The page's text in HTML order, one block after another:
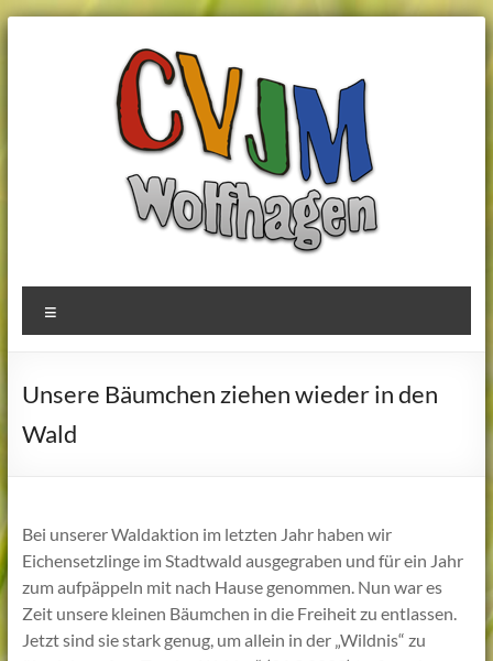
Zum
CVJM
Wolfhagen
Unsere Bäumchen ziehen wieder in den
Wald
Bei unserer Waldaktion im letzten Jahr haben wir
Eichensetzlinge im Stadtwald ausgegraben und für ein Jahr
zum aufpäppeln mit nach Hause genommen. Nun war es
Zeit unsere kleinen Bäumchen in die Freiheit zu entlassen.
Jetzt sind sie stark genug, um allein in der „Wildnis“ zu